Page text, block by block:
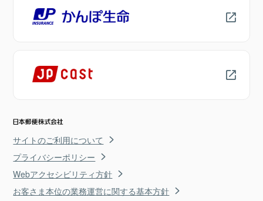
サイトのご利用について
プライバシーポリシー
Webアクセシビリティ方針
お客さま本位の業務運営に関する基本方針